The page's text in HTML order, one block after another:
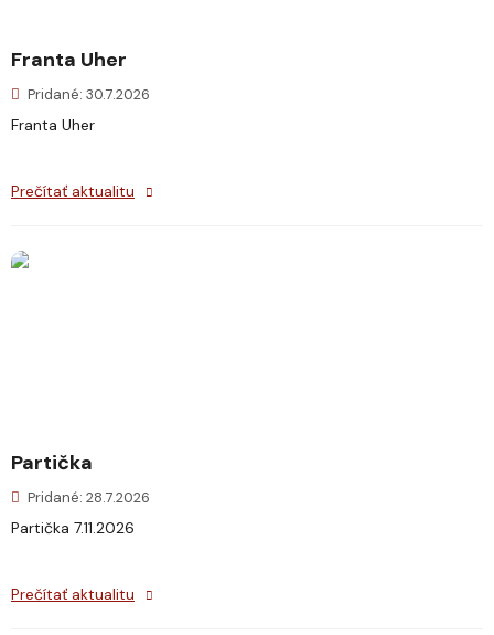
Franta Uher
Pridané: 30.7.2026
Franta Uher
Prečítať aktualitu
Partička
Pridané: 28.7.2026
Partička 7.11.2026
Prečítať aktualitu